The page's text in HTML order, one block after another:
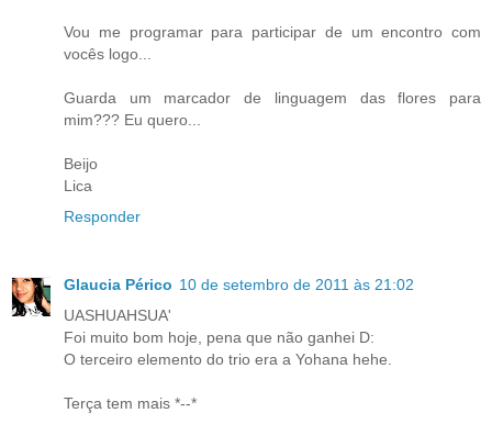
Vou me programar para participar de um encontro com
vocês logo...
Guarda um marcador de linguagem das flores para
mim??? Eu quero...
Beijo
Lica
Responder
Glaucia Périco 10 de setembro de 2011 às 21:02
UASHUAHSUA'
Foi muito bom hoje, pena que não ganhei D:
O terceiro elemento do trio era a Yohana hehe.
Terça tem mais *--*